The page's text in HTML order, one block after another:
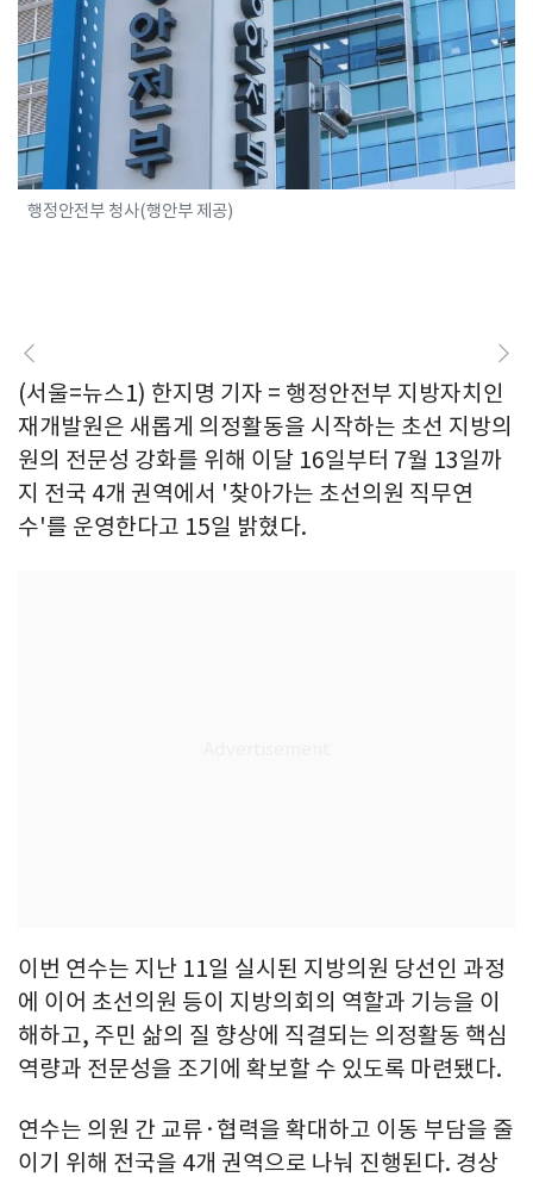
행정안전부 청사(행안부 제공)
(서울=뉴스1) 한지명 기자 = 행정안전부 지방자치인
재개발원은 새롭게 의정활동을 시작하는 초선 지방의
원의 전문성 강화를 위해 이달 16일부터 7월 13일까
지 전국 4개 권역에서 '찾아가는 초선의원 직무연
수'를 운영한다고 15일 밝혔다.
이번 연수는 지난 11일 실시된 지방의원 당선인 과정
에 이어 초선의원 등이 지방의회의 역할과 기능을 이
해하고, 주민 삶의 질 향상에 직결되는 의정활동 핵심
역량과 전문성을 조기에 확보할 수 있도록 마련됐다.
연수는 의원 간 교류·협력을 확대하고 이동 부담을 줄
이기 위해 전국을 4개 권역으로 나눠 진행된다. 경상